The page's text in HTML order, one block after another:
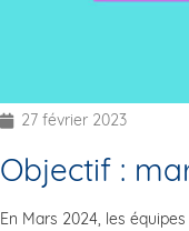
27 février 2023
Objectif :
En Mars 2024, les